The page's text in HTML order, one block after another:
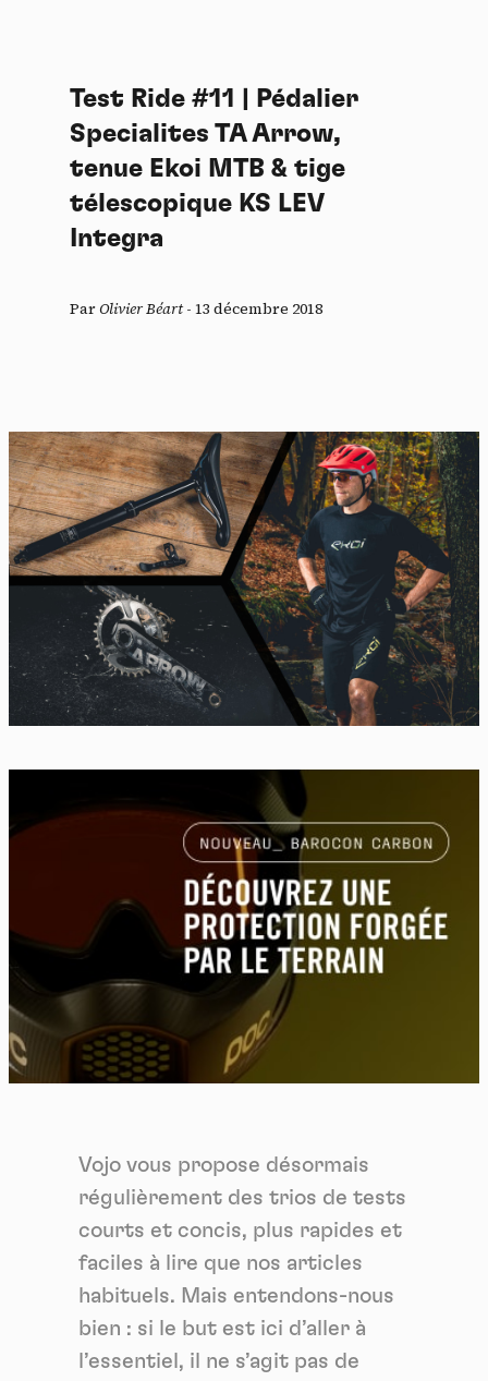
Test Ride #11 | Pédalier
Specialites TA Arrow,
tenue Ekoi MTB & tige
télescopique KS LEV
Integra
ParOlivier Béart- 13 décembre 2018
Vojo vous propose désormais
régulièrement des trios de tests
courts et concis, plus rapides et
faciles à lire que nos articles
habituels. Mais entendons-nous
bien : si le but est ici d’aller à
l’essentiel, il ne s’agit pas de